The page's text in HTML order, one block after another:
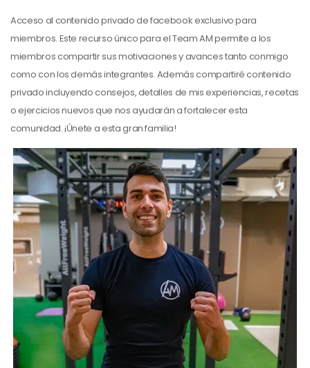
Acceso al contenido privado de facebook exclusivo para
miembros. Este recurso único para el Team AM permite a los
miembros compartir sus motivaciones y avances tanto conmigo
como con los demás integrantes. Además compartiré contenido
privado incluyendo consejos, detalles de mis experiencias, recetas
o ejercicios nuevos que nos ayudarán a fortalecer esta
comunidad. ¡Únete a esta gran familia!